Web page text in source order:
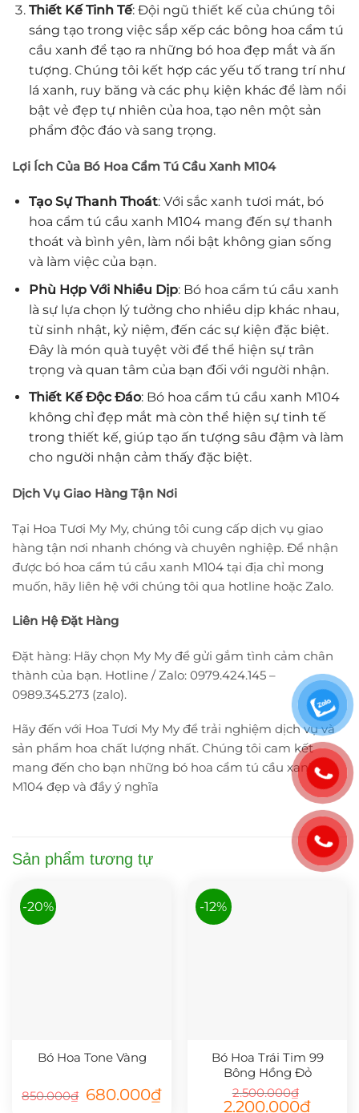
Thiết Kế Tinh Tế: Đội ngũ thiết kế của chúng tôi
sáng tạo trong việc sắp xếp các bông hoa cẩm tú
cầu xanh để tạo ra những bó hoa đẹp mắt và ấn
tượng. Chúng tôi kết hợp các yếu tố trang trí như
lá xanh, ruy băng và các phụ kiện khác để làm nổi
bật vẻ đẹp tự nhiên của hoa, tạo nên một sản
phẩm độc đáo và sang trọng.
Lợi Ích Của Bó Hoa Cẩm Tú Cầu Xanh M104
Tạo Sự Thanh Thoát: Với sắc xanh tươi mát, bó
hoa cẩm tú cầu xanh M104 mang đến sự thanh
thoát và bình yên, làm nổi bật không gian sống
và làm việc của bạn.
Phù Hợp Với Nhiều Dịp: Bó hoa cẩm tú cầu xanh
là sự lựa chọn lý tưởng cho nhiều dịp khác nhau,
từ sinh nhật, kỷ niệm, đến các sự kiện đặc biệt.
Đây là món quà tuyệt vời để thể hiện sự trân
trọng và quan tâm của bạn đối với người nhận.
Thiết Kế Độc Đáo: Bó hoa cẩm tú cầu xanh M104
không chỉ đẹp mắt mà còn thể hiện sự tinh tế
trong thiết kế, giúp tạo ấn tượng sâu đậm và làm
cho người nhận cảm thấy đặc biệt.
Dịch Vụ Giao Hàng Tận Nơi
Tại Hoa Tươi My My, chúng tôi cung cấp dịch vụ giao
hàng tận nơi nhanh chóng và chuyên nghiệp. Để nhận
được bó hoa cẩm tú cầu xanh M104 tại địa chỉ mong
muốn, hãy liên hệ với chúng tôi qua hotline hoặc Zalo.
Liên Hệ Đặt Hàng
Đặt hàng: Hãy chọn My My để gửi gắm tình cảm chân
thành của bạn. Hotline / Zalo: 0979.424.145 –
0989.345.273 (zalo).
Hãy đến với Hoa Tươi My My để trải nghiệm dịch vụ và
sản phẩm hoa chất lượng nhất. Chúng tôi cam kết
mang đến cho bạn những bó hoa cẩm tú cầu xanh
M104 đẹp và đầy ý nghĩa
Sản phẩm tương tự
-20%
Bó Hoa Tone Vàng
850.000₫
Giá
gốc
680.000₫Giá
-12%
Bó Hoa Trái Tim 99
Bông Hồng Đỏ
2.500.000₫
Giá
2.200.000₫Giá